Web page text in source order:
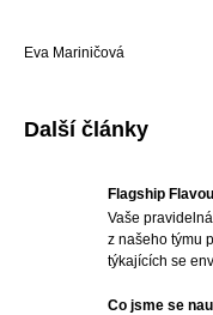
Eva Mariničová
Další články
Flagship
Vaše
z našeho týmu
týkajících se
Co jsme se